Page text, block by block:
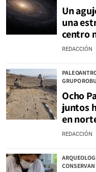
Un
una
centro
REDACCIÓN
GRUPO
Ocho
juntos
en
REDACCIÓN